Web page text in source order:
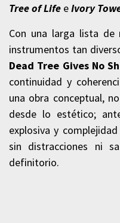
Tree ofLife eIvory
Con una larga lista
instrumentos tan
Dead Tree Gives No
continuidad y
una obra conceptual,
desde lo estético;
explosiva y
sin distracciones ni
definitorio.